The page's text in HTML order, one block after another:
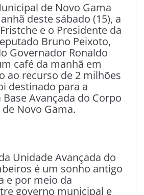
de Novo Gama
deste sábado (15), a
e o Presidente da
Bruno Peixoto,
Governador Ronaldo
café da manhã em
ao recurso de 2 milhões
destinado para a
Avançada do Corpo
Novo Gama.
Unidade Avançada do
é um sonho antigo
e por meio da
governo municipal e